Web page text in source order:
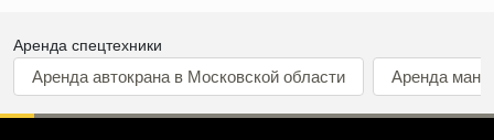
Аренда спецтехники
Аренда автокрана в Московской области Аренда